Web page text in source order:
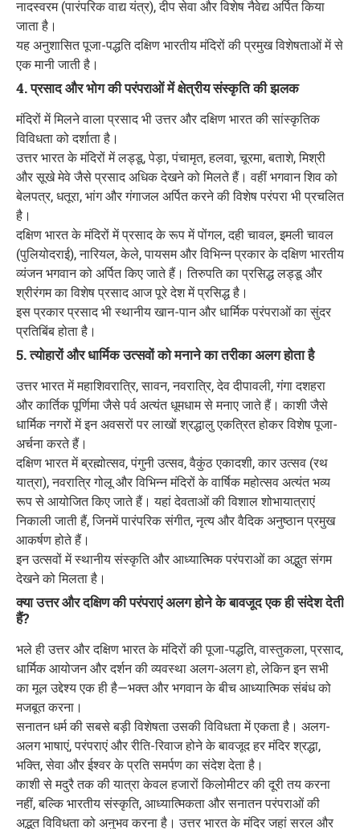
नादस्वरम (पारंपरिक वाद्य यंत्र), दीप सेवा और विशेष नैवेद्य अर्पित किया
जाता है।
यह अनुशासित पूजा-पद्धति दक्षिण भारतीय मंदिरों की प्रमुख विशेषताओं में से
एक मानी जाती है।
4. प्रसाद और भोग की परंपराओं में क्षेत्रीय संस्कृति की झलक
मंदिरों में मिलने वाला प्रसाद भी उत्तर और दक्षिण भारत की सांस्कृतिक
विविधता को दर्शाता है।
उत्तर भारत के मंदिरों में लड्डू, पेड़ा, पंचामृत, हलवा, चूरमा, बताशे, मिश्री
और सूखे मेवे जैसे प्रसाद अधिक देखने को मिलते हैं। वहीं भगवान शिव को
बेलपत्र, धतूरा, भांग और गंगाजल अर्पित करने की विशेष परंपरा भी प्रचलित
है।
दक्षिण भारत के मंदिरों में प्रसाद के रूप में पोंगल, दही चावल, इमली चावल
(पुलियोदराई), नारियल, केले, पायसम और विभिन्न प्रकार के दक्षिण भारतीय
व्यंजन भगवान को अर्पित किए जाते हैं। तिरुपति का प्रसिद्ध लड्डू और
श्रीरंगम का विशेष प्रसाद आज पूरे देश में प्रसिद्ध है।
इस प्रकार प्रसाद भी स्थानीय खान-पान और धार्मिक परंपराओं का सुंदर
प्रतिबिंब होता है।
5. त्योहारों और धार्मिक उत्सवों को मनाने का तरीका अलग होता है
उत्तर भारत में महाशिवरात्रि, सावन, नवरात्रि, देव दीपावली, गंगा दशहरा
और कार्तिक पूर्णिमा जैसे पर्व अत्यंत धूमधाम से मनाए जाते हैं। काशी जैसे
धार्मिक नगरों में इन अवसरों पर लाखों श्रद्धालु एकत्रित होकर विशेष पूजा-
अर्चना करते हैं।
दक्षिण भारत में ब्रह्मोत्सव, पंगुनी उत्सव, वैकुंठ एकादशी, कार उत्सव (रथ
यात्रा), नवरात्रि गोलू और विभिन्न मंदिरों के वार्षिक महोत्सव अत्यंत भव्य
रूप से आयोजित किए जाते हैं। यहां देवताओं की विशाल शोभायात्राएं
निकाली जाती हैं, जिनमें पारंपरिक संगीत, नृत्य और वैदिक अनुष्ठान प्रमुख
आकर्षण होते हैं।
इन उत्सवों में स्थानीय संस्कृति और आध्यात्मिक परंपराओं का अद्भुत संगम
देखने को मिलता है।
क्या उत्तर और दक्षिण की परंपराएं अलग होने के बावजूद एक ही संदेश देती
हैं?
भले ही उत्तर और दक्षिण भारत के मंदिरों की पूजा-पद्धति, वास्तुकला, प्रसाद,
धार्मिक आयोजन और दर्शन की व्यवस्था अलग-अलग हो, लेकिन इन सभी
का मूल उद्देश्य एक ही है—भक्त और भगवान के बीच आध्यात्मिक संबंध को
मजबूत करना।
सनातन धर्म की सबसे बड़ी विशेषता उसकी विविधता में एकता है। अलग-
अलग भाषाएं, परंपराएं और रीति-रिवाज होने के बावजूद हर मंदिर श्रद्धा,
भक्ति, सेवा और ईश्वर के प्रति समर्पण का संदेश देता है।
काशी से मदुरै तक की यात्रा केवल हजारों किलोमीटर की दूरी तय करना
नहीं, बल्कि भारतीय संस्कृति, आध्यात्मिकता और सनातन परंपराओं की
अद्भुत विविधता को अनुभव करना है। उत्तर भारत के मंदिर जहां सरल और